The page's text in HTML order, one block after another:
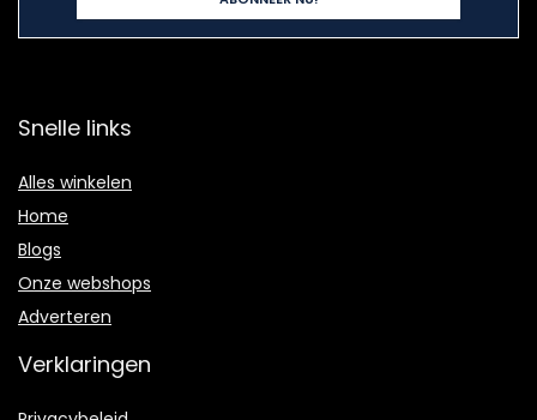
Snelle links
Alles winkelen
Home
Blogs
Onze webshops
Adverteren
Verklaringen